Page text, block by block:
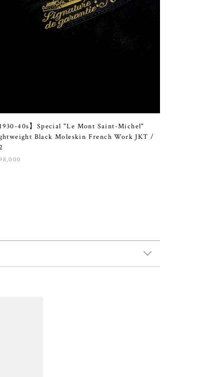
1930-40s】Special "Le Mont Saint-Michel"
Black Moleskin French Work JKT /